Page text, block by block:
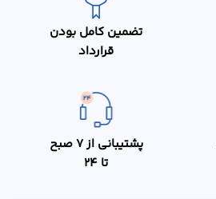
تضمین کامل بودن
قرارداد
پشتیبانی از 7 صبح
تا 24